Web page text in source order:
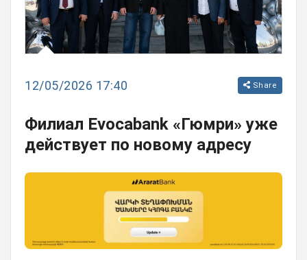
12/05/2026 17:40 Share
Филиал Evocabank «Гюмри» уже
действует по новому адресу